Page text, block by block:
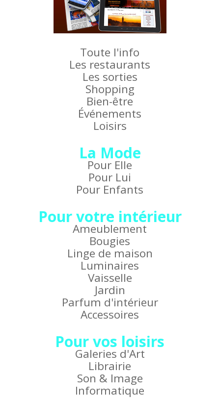
Toute l'info
Les restaurants
Les sorties
Shopping
Bien-être
Événements
Loisirs
La Mode
Pour Elle
Pour Lui
Pour Enfants
Pour votre intérieur
Ameublement
Bougies
Linge de maison
Luminaires
Vaisselle
Jardin
Parfum d'intérieur
Accessoires
Pour vos loisirs
Galeries d'Art
Librairie
Son & Image
Informatique